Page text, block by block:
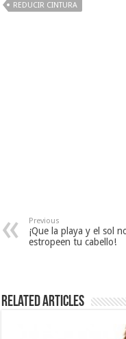
REDUCIR CINTURA
Previous
¡Que la playa y el sol
estropeen tu cabello!
Related Articles